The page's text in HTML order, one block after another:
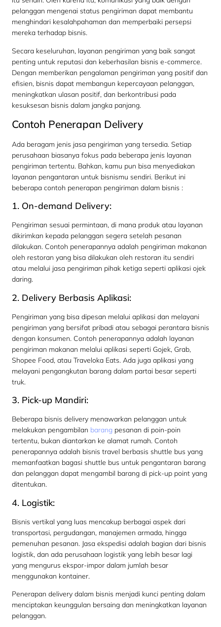
pelanggan mengenai status pengiriman dapat membantu
menghindari kesalahpahaman dan memperbaiki persepsi
mereka terhadap bisnis.
Secara keseluruhan, layanan pengiriman yang baik sangat
penting untuk reputasi dan keberhasilan bisnis e-commerce.
Dengan memberikan pengalaman pengiriman yang positif dan
efisien, bisnis dapat membangun kepercayaan pelanggan,
meningkatkan ulasan positif, dan berkontribusi pada
kesuksesan bisnis dalam jangka panjang.
Contoh Penerapan Delivery
Ada beragam jenis jasa pengiriman yang tersedia. Setiap
perusahaan biasanya fokus pada beberapa jenis layanan
pengiriman tertentu. Bahkan, kamu pun bisa menyediakan
layanan pengantaran untuk bisnismu sendiri. Berikut ini
beberapa contoh penerapan pengiriman dalam bisnis :
1. On-demand Delivery:
Pengiriman sesuai permintaan, di mana produk atau layanan
dikirimkan kepada pelanggan segera setelah pesanan
dilakukan. Contoh penerapannya adalah pengiriman makanan
oleh restoran yang bisa dilakukan oleh restoran itu sendiri
atau melalui jasa pengiriman pihak ketiga seperti aplikasi ojek
daring.
2. Delivery Berbasis Aplikasi:
Pengiriman yang bisa dipesan melalui aplikasi dan melayani
pengiriman yang bersifat pribadi atau sebagai perantara bisnis
dengan konsumen. Contoh penerapannya adalah layanan
pengiriman makanan melalui aplikasi seperti Gojek, Grab,
Shopee Food, atau Traveloka Eats. Ada juga aplikasi yang
melayani pengangkutan barang dalam partai besar seperti
truk.
3. Pick-up Mandiri:
Beberapa bisnis delivery menawarkan pelanggan untuk
melakukan pengambilan barang pesanan di poin-poin
tertentu, bukan diantarkan ke alamat rumah. Contoh
penerapannya adalah bisnis travel berbasis shuttle bus yang
memanfaatkan bagasi shuttle bus untuk pengantaran barang
dan pelanggan dapat mengambil barang di pick-up point yang
ditentukan.
4. Logistik:
Bisnis vertikal yang luas mencakup berbagai aspek dari
transportasi, pergudangan, manajemen armada, hingga
pemenuhan pesanan. Jasa ekspedisi adalah bagian dari bisnis
logistik, dan ada perusahaan logistik yang lebih besar lagi
yang mengurus ekspor-impor dalam jumlah besar
menggunakan kontainer.
Penerapan delivery dalam bisnis menjadi kunci penting dalam
menciptakan keunggulan bersaing dan meningkatkan layanan
pelanggan.